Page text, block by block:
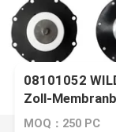
08101052
Zoll-
DOPPELTE
MOQ：250 PC